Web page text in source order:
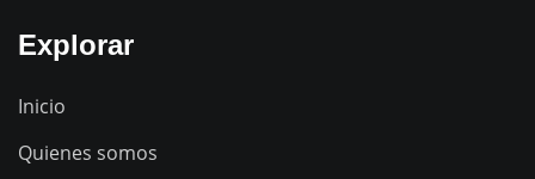
Explorar
Inicio
Quienes somos